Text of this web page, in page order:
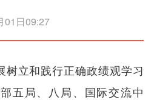
01日09:27
树立和践行正确政绩观学习
五局、八局、国际交流中